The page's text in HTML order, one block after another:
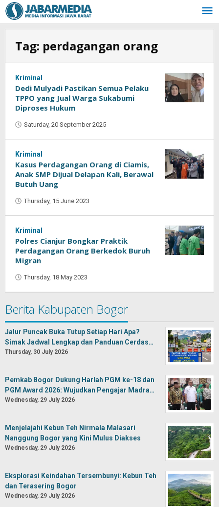
Skip
to
content
Tag: perdagangan orang
Kriminal
Dedi Mulyadi Pastikan Semua Pelaku
TPPO yang Jual Warga Sukabumi
Diproses Hukum
Saturday, 20 September 2025
Kriminal
Kasus Perdagangan Orang di Ciamis,
Anak SMP Dijual Delapan Kali, Berawal
Butuh Uang
Thursday, 15 June 2023
Kriminal
Polres Cianjur Bongkar Praktik
Perdagangan Orang Berkedok Buruh
Migran
Thursday, 18 May 2023
Berita Kabupaten Bogor
Jalur Puncak Buka Tutup Setiap Hari Apa?
Simak Jadwal Lengkap dan Panduan Cerdas…
Thursday, 30 July 2026
Pemkab Bogor Dukung Harlah PGM ke-18 dan
PGM Award 2026: Wujudkan Pengajar Madra…
Wednesday, 29 July 2026
Menjelajahi Kebun Teh Nirmala Malasari
Nanggung Bogor yang Kini Mulus Diakses
Wednesday, 29 July 2026
Eksplorasi Keindahan Tersembunyi: Kebun Teh
dan Terasering Bogor
Wednesday, 29 July 2026